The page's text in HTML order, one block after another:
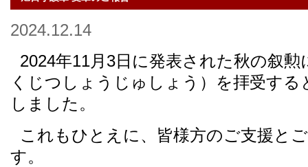
2024.12.14
2024年11月3日に発表された秋の叙
くじつしょうじゅしょう）を拝受す
しました。
これもひとえに、皆様方のご支援と
す。